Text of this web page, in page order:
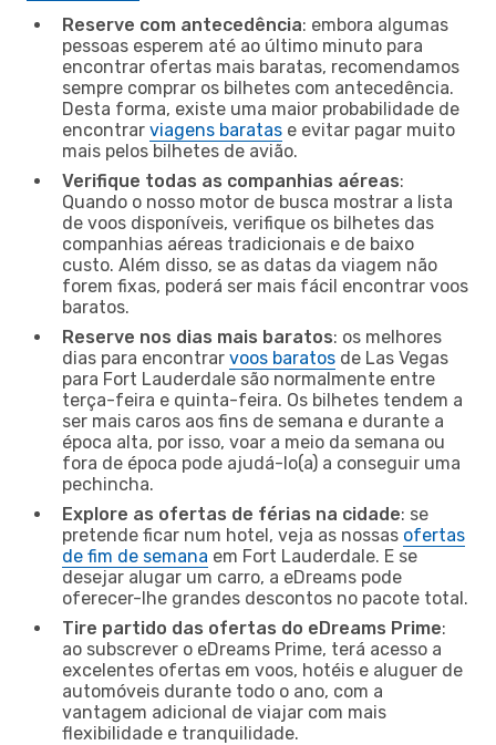
Reserve com antecedência: embora algumas
pessoas esperem até ao último minuto para
encontrar ofertas mais baratas, recomendamos
sempre comprar os bilhetes com antecedência.
Desta forma, existe uma maior probabilidade de
encontrar viagens baratas e evitar pagar muito
mais pelos bilhetes de avião.
Verifique todas as companhias aéreas:
Quando o nosso motor de busca mostrar a lista
de voos disponíveis, verifique os bilhetes das
companhias aéreas tradicionais e de baixo
custo. Além disso, se as datas da viagem não
forem fixas, poderá ser mais fácil encontrar voos
baratos.
Reserve nos dias mais baratos: os melhores
dias para encontrar voos baratos de Las Vegas
para Fort Lauderdale são normalmente entre
terça-feira e quinta-feira. Os bilhetes tendem a
ser mais caros aos fins de semana e durante a
época alta, por isso, voar a meio da semana ou
fora de época pode ajudá-lo(a) a conseguir uma
pechincha.
Explore as ofertas de férias na cidade: se
pretende ficar num hotel, veja as nossas ofertas
de fim de semana em Fort Lauderdale. E se
desejar alugar um carro, a eDreams pode
oferecer-lhe grandes descontos no pacote total.
Tire partido das ofertas do eDreams Prime:
ao subscrever o eDreams Prime, terá acesso a
excelentes ofertas em voos, hotéis e aluguer de
automóveis durante todo o ano, com a
vantagem adicional de viajar com mais
flexibilidade e tranquilidade.